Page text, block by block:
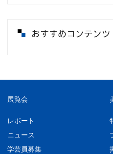
おすすめコンテンツ
展覧会
レポート
ニュース
学芸員募集